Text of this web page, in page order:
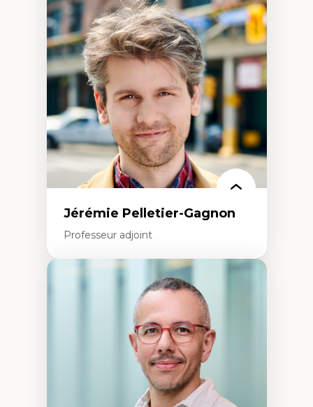
Ethnographie critique des environnements
d’apprentissage des étudiant.e.s
Approche transdisciplinaire des
compétences socioaffectives et
interculturelles
Didactique des langues secondes et
compétence pragmatique
Andragogie
Méthodologies de recherche qualitative
Jérémie Pelletier-Gagnon
Professeur adjoint
Études du jeu vidéo
Fouille de textes
Études postcoloniales
Études critiques des médias
Analyse de données
Études japonaises
Traduction et localisation
Intelligence artificielle et communication
humain-machine